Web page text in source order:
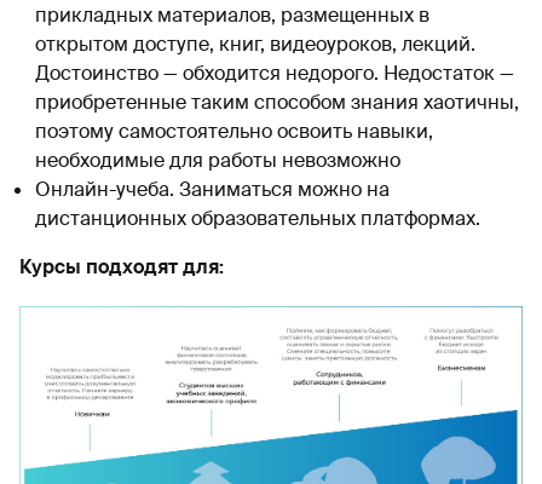
прикладных материалов, размещенных в
открытом доступе, книг, видеоуроков, лекций.
Достоинство — обходится недорого. Недостаток —
приобретенные таким способом знания хаотичны,
поэтому самостоятельно освоить навыки,
необходимые для работы невозможно
Онлайн-учеба. Заниматься можно на
дистанционных образовательных платформах.
Курсы подходят для: